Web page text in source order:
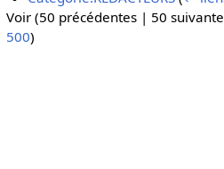
Voir (50 précédentes| 50
500)